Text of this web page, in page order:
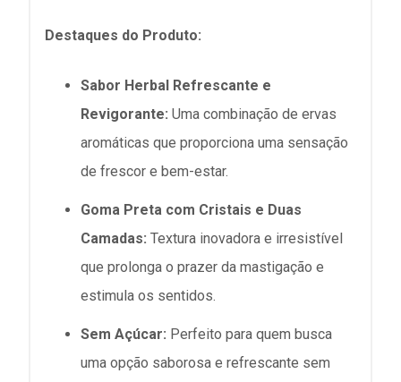
Destaques do Produto:
Sabor Herbal Refrescante e
Revigorante: Uma combinação de ervas
aromáticas que proporciona uma sensação
de frescor e bem-estar.
Goma Preta com Cristais e Duas
Camadas: Textura inovadora e irresistível
que prolonga o prazer da mastigação e
estimula os sentidos.
Sem Açúcar: Perfeito para quem busca
uma opção saborosa e refrescante sem